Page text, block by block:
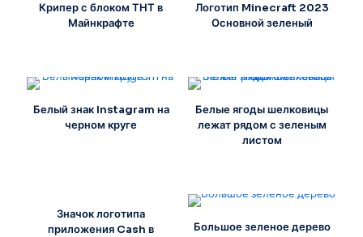
Крипер с блоком ТНТ в
Майнкрафте
Логотип Minecraft 2023
Основной зеленый
Белый знак Instagram на
черном круге
Белые ягоды шелковицы
лежат рядом с зеленым
листом
Значок логотипа
приложения Cash в
Большое зеленое дерево